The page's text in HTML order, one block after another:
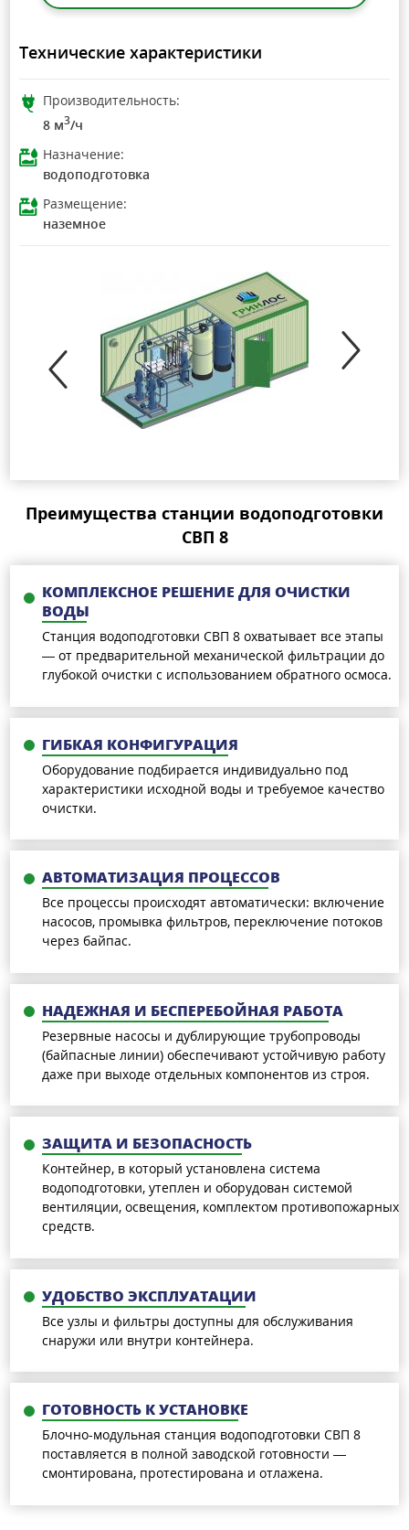
Технические характеристики
Производительность:
8 м3/ч
Назначение:
водоподготовка
Размещение:
наземное
Преимущества станции водоподготовки
СВП 8
КОМПЛЕКСНОЕ РЕШЕНИЕ ДЛЯ ОЧИСТКИ
ВОДЫ
Станция водоподготовки СВП 8 охватывает все этапы
— от предварительной механической фильтрации до
глубокой очистки с использованием обратного осмоса.
ГИБКАЯ КОНФИГУРАЦИЯ
Оборудование подбирается индивидуально под
характеристики исходной воды и требуемое качество
очистки.
АВТОМАТИЗАЦИЯ ПРОЦЕССОВ
Все процессы происходят автоматически: включение
насосов, промывка фильтров, переключение потоков
через байпас.
НАДЕЖНАЯ И БЕСПЕРЕБОЙНАЯ РАБОТА
Резервные насосы и дублирующие трубопроводы
(байпасные линии) обеспечивают устойчивую работу
даже при выходе отдельных компонентов из строя.
ЗАЩИТА И БЕЗОПАСНОСТЬ
Контейнер, в который установлена система
водоподготовки, утеплен и оборудован системой
вентиляции, освещения, комплектом противопожарных
средств.
УДОБСТВО ЭКСПЛУАТАЦИИ
Все узлы и фильтры доступны для обслуживания
снаружи или внутри контейнера.
ГОТОВНОСТЬ К УСТАНОВКЕ
Блочно-модульная станция водоподготовки СВП 8
поставляется в полной заводской готовности —
смонтирована, протестирована и отлажена.